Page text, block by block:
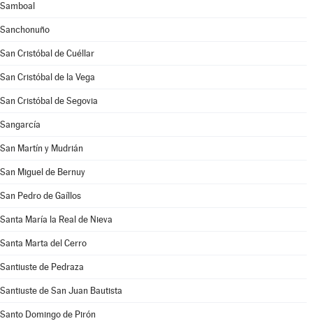
Samboal
Sanchonuño
San Cristóbal de Cuéllar
San Cristóbal de la Vega
San Cristóbal de Segovia
Sangarcía
San Martín y Mudrián
San Miguel de Bernuy
San Pedro de Gaíllos
Santa María la Real de Nieva
Santa Marta del Cerro
Santiuste de Pedraza
Santiuste de San Juan Bautista
Santo Domingo de Pirón